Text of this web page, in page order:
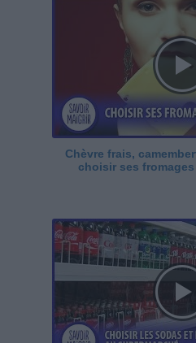
Chèvre frais,
choisir ses